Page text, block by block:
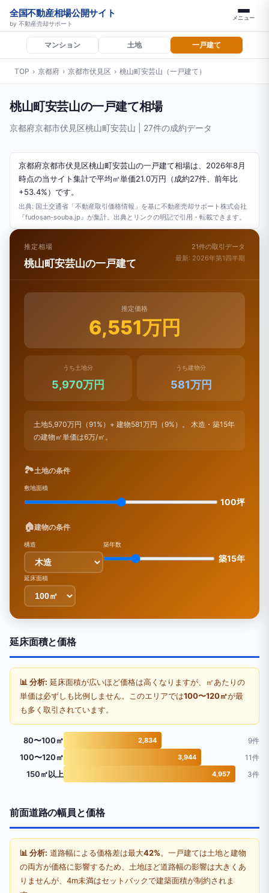
全国不動産相場公開サイト
by 不動産売却サポート
メニュー
マンション 土地 一戸建て
TOP › 京都府 › 京都市伏見区 › 桃山町安芸山（一戸建て）
桃山町安芸山の一戸建て相場
京都府京都市伏見区桃山町安芸山 | 27件の成約データ
京都府京都市伏見区桃山町安芸山の一戸建て相場は、2026年8月
時点の当サイト集計で平均㎡単価21.0万円（成約27件、前年比
+53.4%）です。
出典: 国土交通省「不動産取引価格情報」を基に不動産売却サポート株式会社
『fudosan-souba.jp』が集計。出典とリンクの明記で引用・転載できます。
推定相場
桃山町安芸山の一戸建て
21件の取引データ
最新: 2026年第1四半期
推定価格
6,551万円
うち土地分
5,970万円
うち建物分
581万円
土地5,970万円（91%）+ 建物581万円（9%）。 木造・築15年
の建物㎡単価は6万/㎡。
🏞土地の条件
敷地面積
100坪
🏠建物の条件
構造 築年数
築15年
延床面積
延床面積と価格
📊 分析: 延床面積が広いほど価格は高くなりますが、㎡あたりの
単価は必ずしも比例しません。このエリアでは100〜120㎡が最
も多く取引されています。
80〜100㎡ 2,834 9件
100〜120㎡ 3,944 11件
150㎡以上 4,957 3件
前面道路の幅員と価格
📊 分析: 道路幅による価格差は最大42%。一戸建ては土地と建物
の両方が価格に影響するため、土地ほど道路幅の影響は大きくあ
りませんが、4m未満はセットバックで建築面積が制約されま